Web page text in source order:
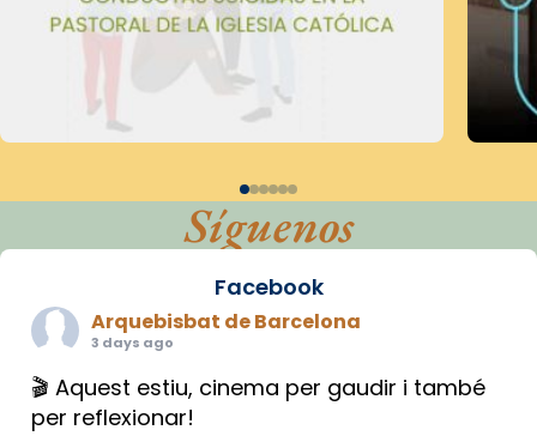
Síguenos
Facebook
Arquebisbat de Barcelona
3 days ago
🎬 Aquest estiu, cinema per gaudir i també
per reflexionar!